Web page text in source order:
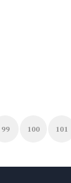
99 100 101